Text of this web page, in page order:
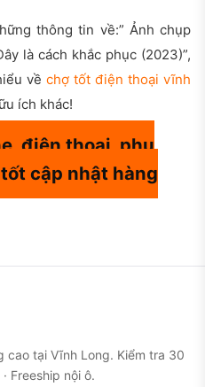
thông tin về:” Ảnh chụp
là cách khắc phục (2023)”,
về chợ tốt điện thoại vĩnh
ích khác!
điện thoại, phụ
cập nhật hàng
cao tại Vĩnh Long. Kiểm tra 30
Freeship nội ô.